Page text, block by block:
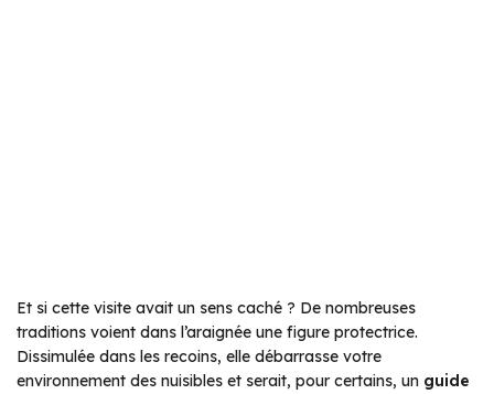
Et si cette visite avait un sens caché ? De nombreuses
traditions voient dans l’araignée une figure protectrice.
Dissimulée dans les recoins, elle débarrasse votre
environnement des nuisibles et serait, pour certains, un guide